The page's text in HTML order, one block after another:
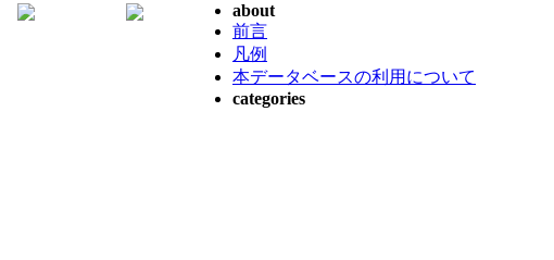
about
前言
凡例
本データベースの利用について
categories